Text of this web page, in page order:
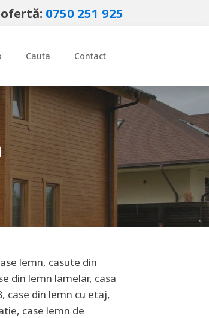
0750 251 925
Cauta Contact
lemn, casute din
din lemn lamelar, casa
case din lemn cu etaj,
case lemn de